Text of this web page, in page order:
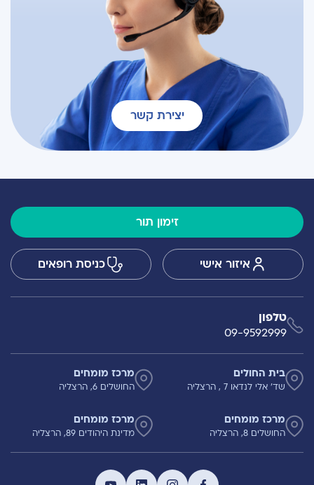
יצירת קשר
זימון תור
איזור אישי כניסת רופאים
טלפון
09-9592999
בית החולים
שד' אלי לנדאו 7 , הרצליה
מרכז מומחים
החושלים 6, הרצליה
מרכז מומחים
החושלים 8, הרצליה
מרכז מומחים
מדינת היהודים 89, הרצליה